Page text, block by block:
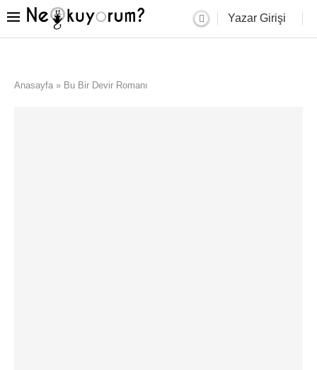
Yazar Girişi
Anasayfa » Bu Bir Devir Romanı